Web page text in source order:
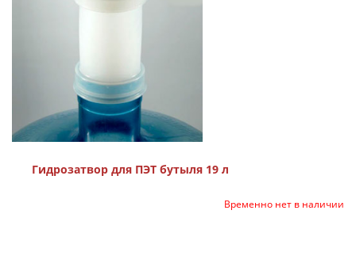
Гидрозатвор для ПЭТ бутыля 19 л
Временно нет в наличии